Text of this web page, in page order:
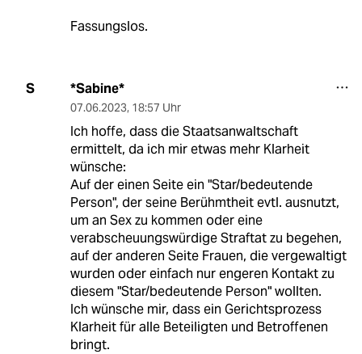
Fassungslos.
S *Sabine*
07.06.2023, 18:57 Uhr
Ich hoffe, dass die Staatsanwaltschaft
ermittelt, da ich mir etwas mehr Klarheit
wünsche:
Auf der einen Seite ein "Star/bedeutende
Person", der seine Berühmtheit evtl. ausnutzt,
um an Sex zu kommen oder eine
verabscheuungswürdige Straftat zu begehen,
auf der anderen Seite Frauen, die vergewaltigt
wurden oder einfach nur engeren Kontakt zu
diesem "Star/bedeutende Person" wollten.
Ich wünsche mir, dass ein Gerichtsprozess
Klarheit für alle Beteiligten und Betroffenen
bringt.